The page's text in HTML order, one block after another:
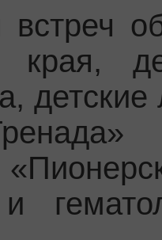
встреч
края,